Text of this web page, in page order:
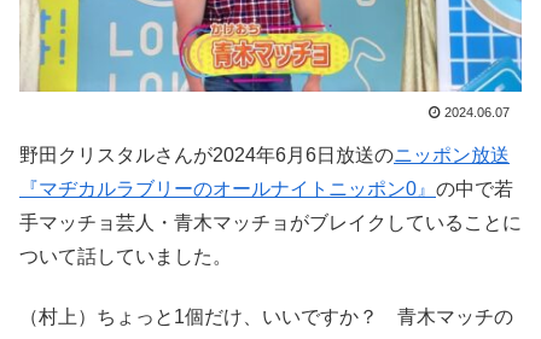
2024.06.07
野田クリスタルさんが2024年6月6日放送のニッポン放送
『マヂカルラブリーのオールナイトニッポン0』 の中で若
手マッチョ芸人・青木マッチョがブレイクしていることに
ついて話していました。
（村上）ちょっと1個だけ、いいですか？ 青木マッチの